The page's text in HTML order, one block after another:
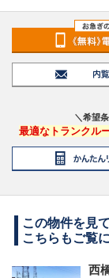
＼希望
最適なトランクル
この物件を見
こちらもご覧
西